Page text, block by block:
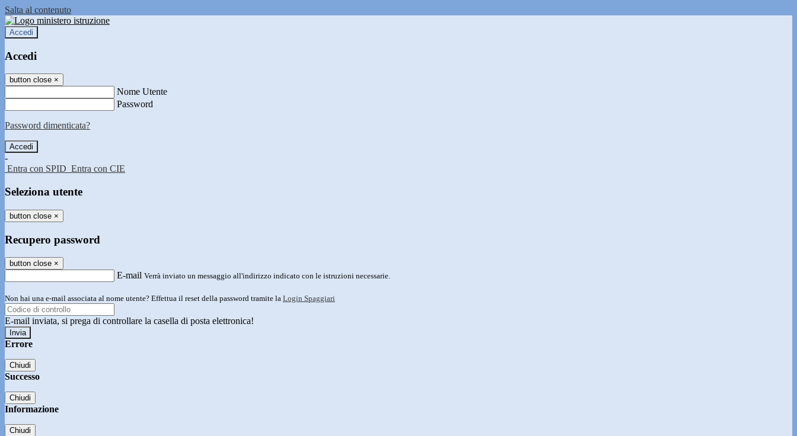
Salta al contenuto
Accedi
Accedi
button close ×
Nome Utente
Password
Password dimenticata?
-
Entra con SPID Entra con CIE
Seleziona utente
button close ×
Recupero password
button close ×
E-mail Verrà inviato un messaggio all'indirizzo indicato con le istruzioni necessarie.
Non hai una e-mail associata al nome utente? Effettua il reset della password tramite la Login Spaggiari
E-mail inviata, si prega di controllare la casella di posta elettronica!
Errore
Chiudi
Successo
Chiudi
Informazione
Chiudi